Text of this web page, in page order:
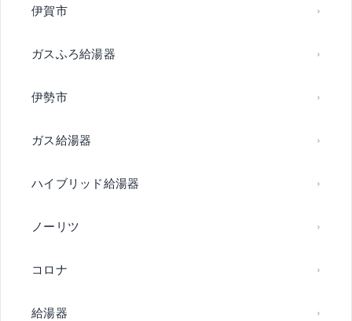
伊賀市
ガスふろ給湯器
伊勢市
ガス給湯器
ハイブリッド給湯器
ノーリツ
コロナ
給湯器